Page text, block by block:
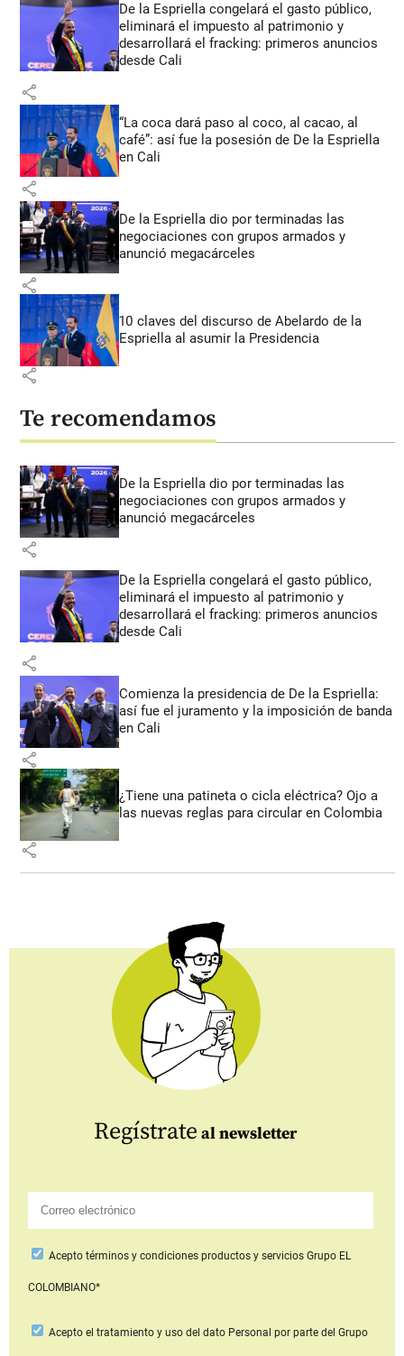
De la Espriella congelará el gasto público,
eliminará el impuesto al patrimonio y
desarrollará el fracking: primeros anuncios
desde Cali
share
“La coca dará paso al coco, al cacao, al
café”: así fue la posesión de De la Espriella
en Cali
share
De la Espriella dio por terminadas las
negociaciones con grupos armados y
anunció megacárceles
share
10 claves del discurso de Abelardo de la
Espriella al asumir la Presidencia
share
Te recomendamos
De la Espriella dio por terminadas las
negociaciones con grupos armados y
anunció megacárceles
share
De la Espriella congelará el gasto público,
eliminará el impuesto al patrimonio y
desarrollará el fracking: primeros anuncios
desde Cali
share
Comienza la presidencia de De la Espriella:
así fue el juramento y la imposición de banda
en Cali
share
¿Tiene una patineta o cicla eléctrica? Ojo a
las nuevas reglas para circular en Colombia
share
Regístrate al newsletter
Aceptotérminos y condiciones productos y serviciosGrupo EL
COLOMBIANO*
Acepto el tratamiento y uso del dato Personal por parte del Grupo